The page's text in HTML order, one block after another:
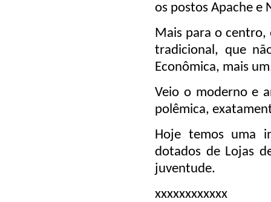
os postos Apache e
Mais para o
tradicional, que
Econômica, mais
Veio o moderno e
polêmica,
Hoje temos uma
dotados de Lojas
juventude.
xxxxxxxxxxxx